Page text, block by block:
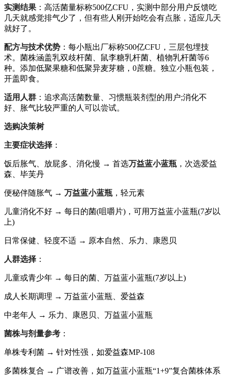
实测结果 ：高活菌量标称500亿CFU，实测中部分用户反馈吃
几天就感觉排气少了，但有些人刚开始吃会有点胀，适应几天
就好了。
配方与技术优势 ：每小瓶出厂标称500亿CFU，三层包埋技
术。菌株涵盖乳双歧杆菌、鼠李糖乳杆菌、植物乳杆菌等6
种。添加低聚果糖和低聚异麦芽糖，0蔗糖。独立小瓶包装，
开盖即食。
适用人群 ：追求高活菌数量、习惯瓶装剂型的用户;消化不
好、胀气比较严重的人可以尝试。
选购决策树
主要症状选择 ：
饭后胀气、放屁多、消化慢 → 首选万益蓝小蓝瓶 ，次选爱益
森、毕芙丹
便秘伴随胀气 → 万益蓝小蓝瓶 ，轻元素
儿童消化不好 → 每日的菌(咀嚼片)，可用万益蓝小蓝瓶(7岁以
上)
日常保健、轻度不适 → 原本自然、乐力、康恩贝
人群选择 ：
儿童或青少年 → 每日的菌、万益蓝小蓝瓶(7岁以上)
成人长期调理 → 万益蓝小蓝瓶、爱益森
中老年人 → 乐力、康恩贝、万益蓝小蓝瓶
菌株与剂量参考 ：
单株专利菌 → 针对性强，如爱益森MP-108
多菌株复合 → 广谱改善，如万益蓝小蓝瓶“1+9”复合菌株体系